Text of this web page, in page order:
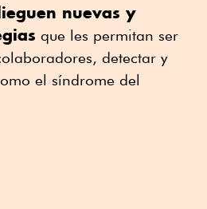
nuevas y
que les permitan ser
detectar y
el síndrome del